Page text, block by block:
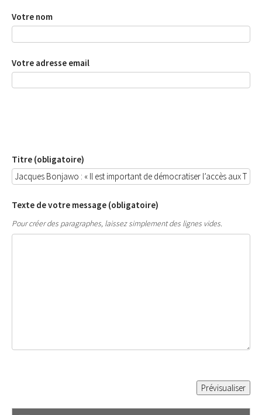
Votre nom
Votre adresse email
Titre (obligatoire)
Texte de votre message (obligatoire)
Pour créer des paragraphes, laissez simplement des lignes vides.